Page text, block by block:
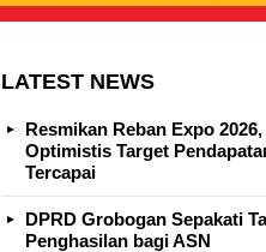
LATEST NEWS
Resmikan Reban Expo
Optimistis Target
Tercapai
DPRD Grobogan Sepakati
Penghasilan bagi ASN